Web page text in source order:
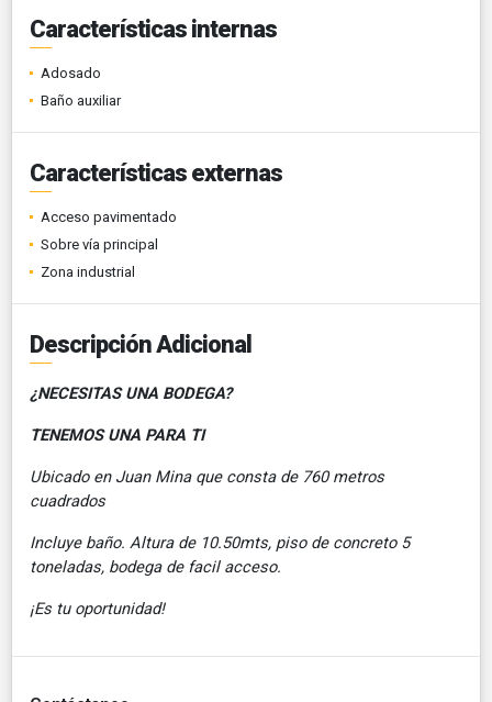
Características internas
Adosado
Baño auxiliar
Características externas
Acceso pavimentado
Sobre vía principal
Zona industrial
Descripción Adicional
¿NECESITAS UNA BODEGA?
TENEMOS UNA PARA TI
Ubicado en Juan Mina que consta de 760 metros
cuadrados
Incluye baño. Altura de 10.50mts, piso de concreto 5
toneladas, bodega de facil acceso.
¡Es tu oportunidad!